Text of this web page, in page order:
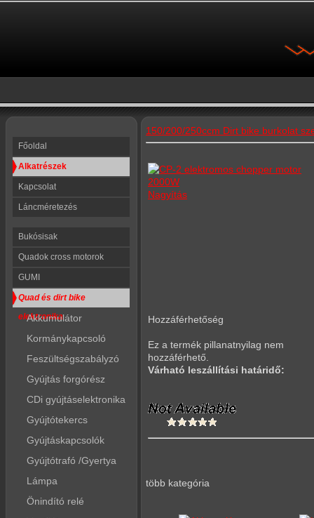
Főoldal
Alkatrészek
Kapcsolat
Láncméretezés
Bukósisak
Quadok cross motorok
GUMI
Quad és dirt bike
elektronika
Akkumulátor
Kormánykapcsoló
Feszültségszabályzó
Gyújtás forgórész
CDi gyújtáselektronika
Gyújtótekercs
Gyújtáskapcsolók
Gyújtótrafó /Gyertya
Lámpa
Önindító relé
150/200/250ccm Dirt bike burkolat
Nagyítás
Hozzáférhetőség
Ez a termék pillanatnyilag nem
hozzáférhető.
Várható leszállítási határidő:
több kategória